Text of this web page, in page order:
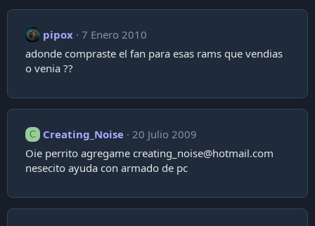
pipox 7 Enero 2010
adonde compraste el fan para esas rams que vendias
o venia ??
C Creating_Noise 20 Julio 2009
Oie perrito agregame creating_noise@hotmail.com
nesecito ayuda con armado de pc